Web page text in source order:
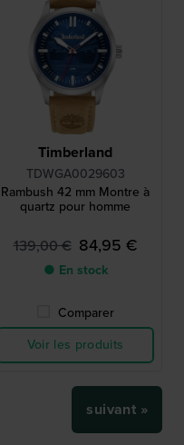
Timberland
TDWGA0029603
Rambush 42 mm Montre à
quartz pour homme
139,00 € 84,95 €
● En stock
Comparer
Voir les produits
suivant »